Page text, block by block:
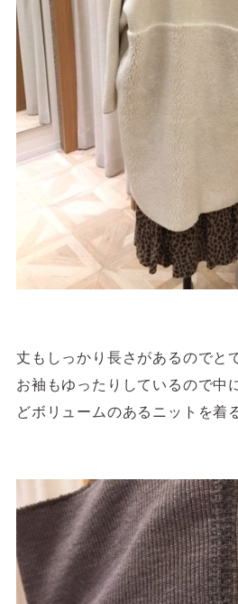
丈もしっかり長さがあるのでと
お袖もゆったりしているので中
どボリュームのあるニットを着